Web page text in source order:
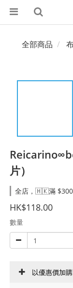
全部商品
片）
全店，🇭🇰滿 $300
HK$118.00
數量
以優惠價加